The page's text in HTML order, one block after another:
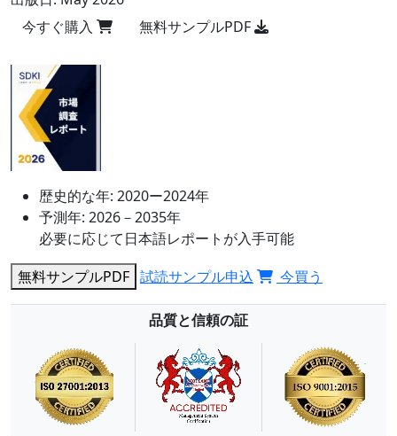
今すぐ購入
無料サンプルPDF
歴史的な年: 2020ー2024年
予測年: 2026－2035年
必要に応じて日本語レポートが入手可能
無料サンプルPDF 試読サンプル申込 今買う
品質と信頼の証